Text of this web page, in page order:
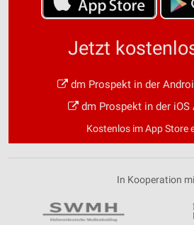
Jetzt
dm Prospekt in der
dm Prospekt in der iOS
Kostenlos im App Store
In Kooperation